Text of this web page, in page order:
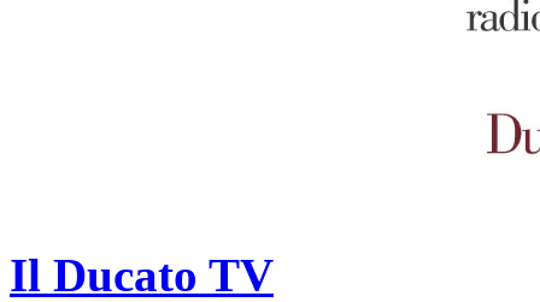
Il Ducato TV